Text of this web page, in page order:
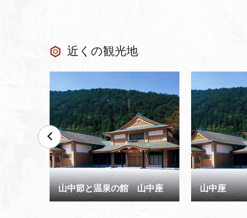
近くの観光地
山中節と温泉の館 山中座 山中座